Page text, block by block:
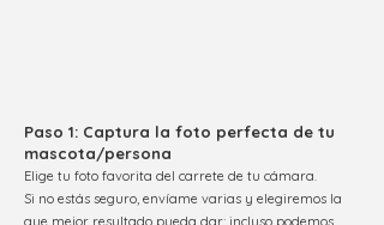
Paso 1: Captura la foto perfecta de tu
mascota/persona
Elige tu foto favorita del carrete de tu cámara.
Si no estás seguro, envíame varias y elegiremos la
que mejor resultado pueda dar; incluso podemos